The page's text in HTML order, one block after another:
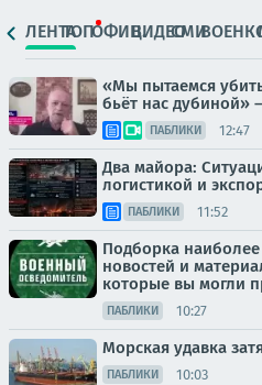
ЛЕНТАТОПОФИЦ.ВИДЕОСМИ
«Мы пытаемся
бьёт нас дубиной»
ПАБЛИКИ 12:47
Два майора:
логистикой и
ПАБЛИКИ 11:52
Подборка
новостей и
которые вы могли
ПАБЛИКИ 10:27
Морская удавка
ПАБЛИКИ 10:03